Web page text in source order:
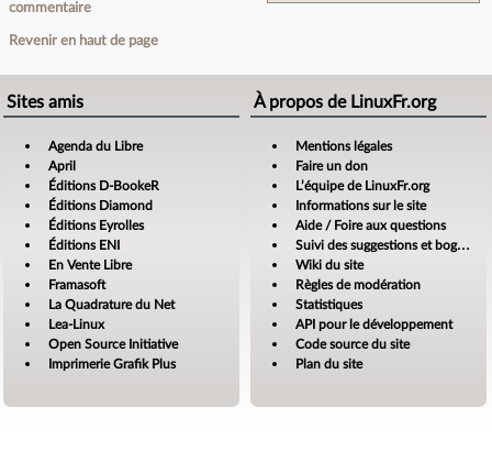
commentaire
Revenir en haut de page
Sites amis
Agenda du Libre
April
Éditions D-BookeR
Éditions Diamond
Éditions Eyrolles
Éditions ENI
En Vente Libre
Framasoft
La Quadrature du Net
Lea-Linux
Open Source Initiative
Imprimerie Grafik Plus
À propos de LinuxFr.org
Mentions légales
Faire un don
L’équipe de LinuxFr.org
Informations sur le site
Aide / Foire aux questions
Suivi des suggestions et bogues
Wiki du site
Règles de modération
Statistiques
API pour le développement
Code source du site
Plan du site